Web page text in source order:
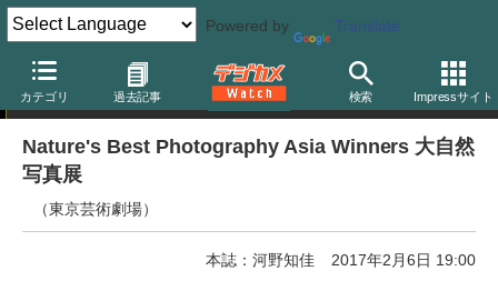
Powered by Translate
カテゴリ 過去記事 検索 Impressサイト
写真展告知
Nature's Best Photography Asia Winners 大自然
写真展
（東京芸術劇場）
本誌：河野知佳 2017年2月6日 19:00